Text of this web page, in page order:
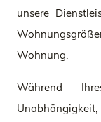
unsere
Wohnung.
Während